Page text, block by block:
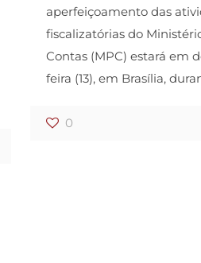
aperfeiçoamento das
fiscalizatórias do
Contas (MPC) estará em
feira (13), em Brasília,
0